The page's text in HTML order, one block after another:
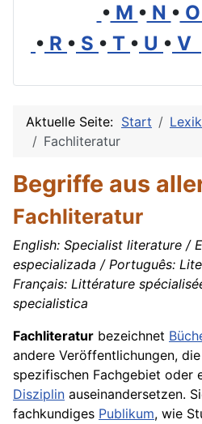
• M • N • O
• R • S • T • U • V
Aktuelle Seite: Start
Fachliteratur
Begriffe aus
Fachliteratur
English: Specialist literature /
especializada / Português:
Français: Littérature
specialistica
Fachliteratur bezeichnet
andere Veröffentlichungen,
spezifischen Fachgebiet oder
Disziplin auseinandersetzen.
fachkundiges Publikum, wie